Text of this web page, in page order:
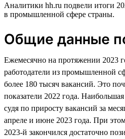
Аналитики hh.ru подвели итоги
в промышленной сфере страны.
Общие данные
Ежемесячно на протяжении 2023
работодатели из промышленной
более 180 тысяч вакансий. Это
показатели 2022 года.
судя по приросту вакансий за
апреле и июне 2023 года. При
2023-й закончился достаточно